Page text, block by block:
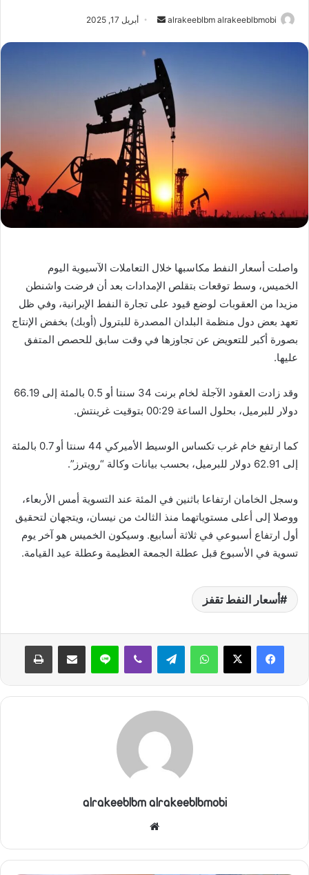
alrakeeblbm alrakeeblbmobi
أرسل
إلكترونيا
أبريل 17, 2025
واصلت أسعار النفط مكاسبها خلال التعاملات الآسيوية اليوم
الخميس، وسط توقعات بتقلص الإمدادات بعد أن فرضت واشنطن
مزيدا من العقوبات لوضع قيود على تجارة النفط الإيرانية، وفي ظل
تعهد بعض دول منظمة البلدان المصدرة للبترول (أوبك) بخفض الإنتاج
بصورة أكبر للتعويض عن تجاوزها في وقت سابق للحصص المتفق
عليها.
وقد زادت العقود الآجلة لخام برنت 34 سنتا أو 0.5 بالمئة إلى 66.19
دولار للبرميل، بحلول الساعة 00:29 بتوقيت غرينتش.
كما ارتفع خام غرب تكساس الوسيط الأميركي 44 سنتا أو 0.7 بالمئة
إلى 62.91 دولار للبرميل، بحسب بيانات وكالة “رويترز”.
وسجل الخامان ارتفاعا باثنين في المئة عند التسوية أمس الأربعاء،
ووصلا إلى أعلى مستوياتهما منذ الثالث من نيسان، ويتجهان لتحقيق
أول ارتفاع أسبوعي في ثلاثة أسابيع. وسيكون الخميس هو آخر يوم
تسوية في الأسبوع قبل عطلة الجمعة العظيمة وعطلة عيد القيامة.
أسعار النفط تقفز
واتساب تيلقرام ڤايبر لاين مشاركة عبر البريد طباعة
alrakeeblbm alrakeeblbmobi